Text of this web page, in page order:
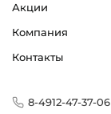
Акции
Компания
Контакты
8-4912-47-37-06